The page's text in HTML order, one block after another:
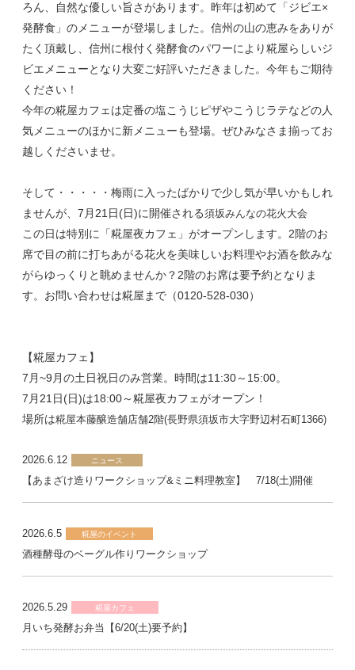
ろん、自然な優しい旨さがあります。昨年は初めて「ジビエ×
発酵食」のメニューが登場しました。信州の山の恵みをありが
たく頂戴し、信州に根付く発酵食のパワーにより糀屋らしいジ
ビエメニューとなり大変ご好評いただきました。今年もご期待
ください！
今年の糀屋カフェは定番の塩こうじピザやこうじラテなどの人
気メニューのほかに新メニューも登場。ぜひみなさま揃ってお
越しくださいませ。
そして・・・・・梅雨に入ったばかりで少し気が早いかもしれ
ませんが、7月21日(日)に開催される須坂みんなの花火大会
この日は特別に「糀屋夜カフェ」がオープンします。2階のお
席で目の前に打ちあがる花火を美味しいお料理やお酒を飲みな
がらゆっくりと眺めませんか？2階のお席は要予約となりま
す。お問い合わせは糀屋まで（0120-528-030）
【糀屋カフェ】
7月~9月の土日祝日のみ営業。時間は11:30～15:00。
7月21日(日)は18:00～糀屋夜カフェがオープン！
場所は糀屋本藤醸造舗店舗2階(長野県須坂市大字野辺村石町1366)
2026.6.12 ニュース
【あまざけ造りワークショップ&ミニ料理教室】 7/18(土)開催
2026.6.5 糀屋のイベント
酒種酵母のベーグル作りワークショップ
2026.5.29 糀屋カフェ
月いち発酵お弁当【6/20(土)要予約】